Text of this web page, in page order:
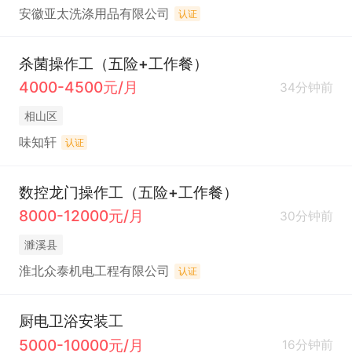
安徽亚太洗涤用品有限公司 认证
杀菌操作工（五险+工作餐）
4000-4500元/月
34分钟前
相山区
味知轩 认证
数控龙门操作工（五险+工作餐）
8000-12000元/月
30分钟前
濉溪县
淮北众泰机电工程有限公司 认证
厨电卫浴安装工
5000-10000元/月
16分钟前